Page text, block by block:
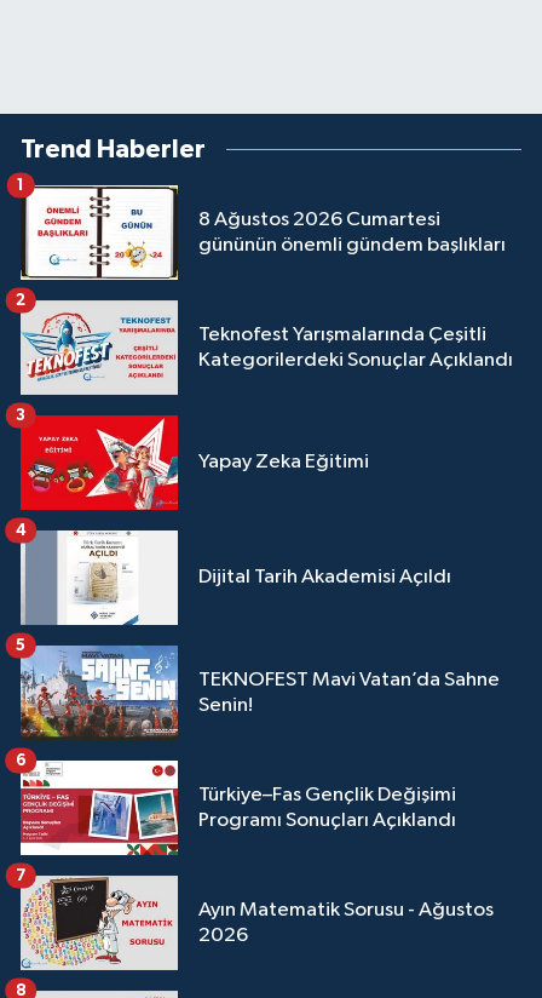
Trend Haberler
8 Ağustos 2026 Cumartesi
gününün önemli gündem başlıkları
1
Teknofest Yarışmalarında Çeşitli
Kategorilerdeki Sonuçlar Açıklandı
2
Yapay Zeka Eğitimi
3
Dijital Tarih Akademisi Açıldı
4
TEKNOFEST Mavi Vatan’da Sahne
Senin!
5
Türkiye–Fas Gençlik Değişimi
Programı Sonuçları Açıklandı
6
Ayın Matematik Sorusu - Ağustos
2026
7
8